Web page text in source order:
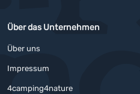
Über das Unternehmen
Über uns
Impressum
4camping4nature